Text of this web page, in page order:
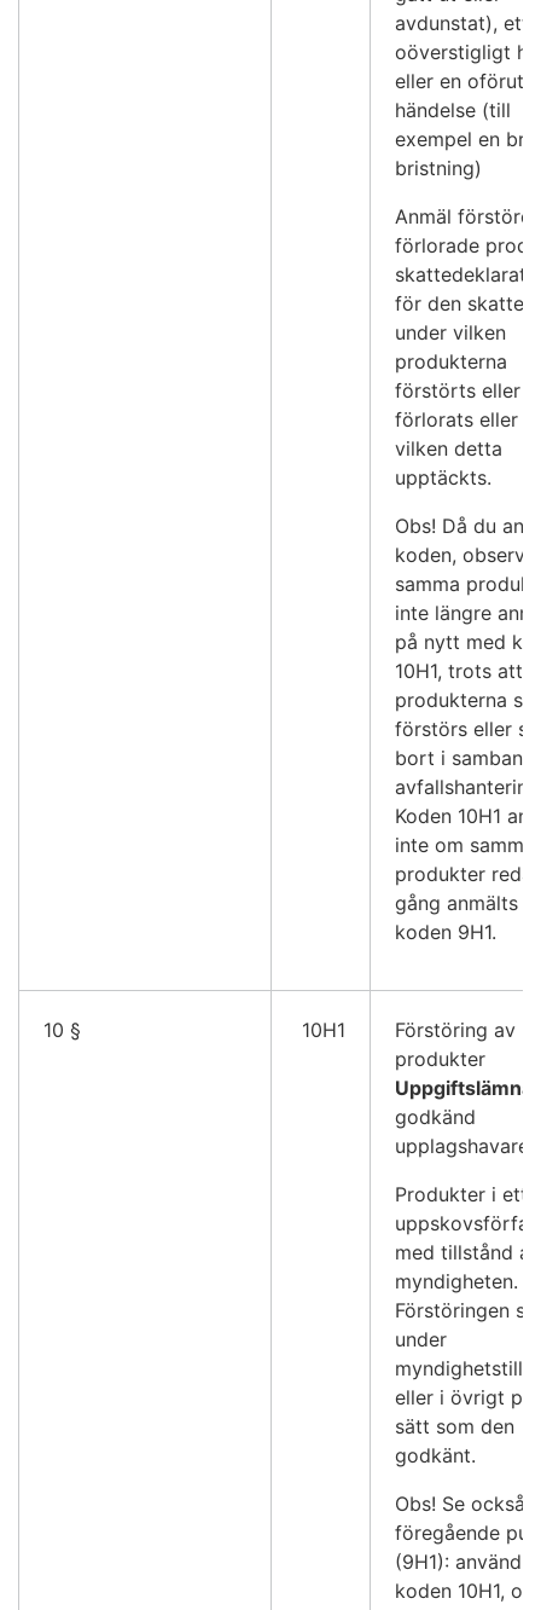
avdunstat), ett
oöverstigligt
eller en
händelse (till
exempel en
bristning)
Anmäl
förlorade
för den
under vilken
produkterna
förstörts eller
förlorats eller
vilken detta
upptäckts.
Obs! Då du
koden,
samma
inte längre
på nytt med
10H1, trots att
produkterna
förstörs eller
bort i samband
Koden 10H1
inte om samma
produkter
gång anmälts
koden 9H1.
10 § 10H1
Förstöring av
produkter
godkänd
upplagshavare
Produkter i ett
med tillstånd av
myndigheten.
Förstöringen
under
eller i övrigt på
sätt som den
godkänt.
Obs! Se också
föregående
(9H1): använd
koden 10H1,